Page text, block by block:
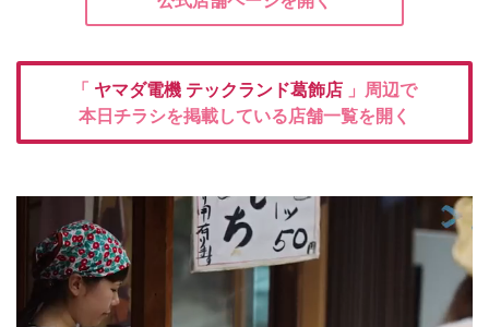
「 ヤマダ電機 テックランド葛飾店 」周辺で
本日チラシを掲載している店舗一覧を開く